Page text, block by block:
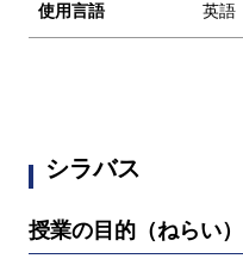
使用言語 英語
シラバス
授業の目的（ねらい